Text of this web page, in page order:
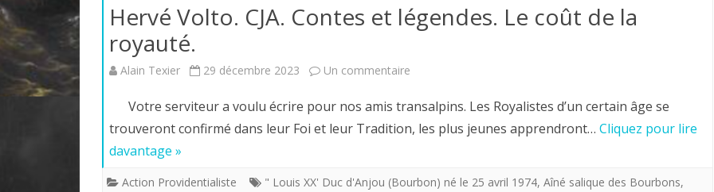
Hervé Volto. CJA. Contes et légendes. Le coût de la
royauté.
Alain Texier 29 décembre 2023 Un commentaire
Volto.
Contes
Votre serviteur a voulu écrire pour nos amis transalpins. Les Royalistes d’un certain âge se
trouveront confirmé dans leur Foi et leur Tradition, les plus jeunes apprendront… Cliquez pour lire
davantage »
Action Providentialiste " Louis XX' Duc d'Anjou (Bourbon) né le 25 avril 1974, Aîné salique des Bourbons,